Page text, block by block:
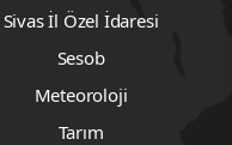
Sivas İl Özel İdaresi
Sesob
Meteoroloji
Tarım